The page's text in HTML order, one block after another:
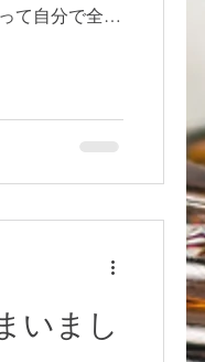
て自分で全て
いまし